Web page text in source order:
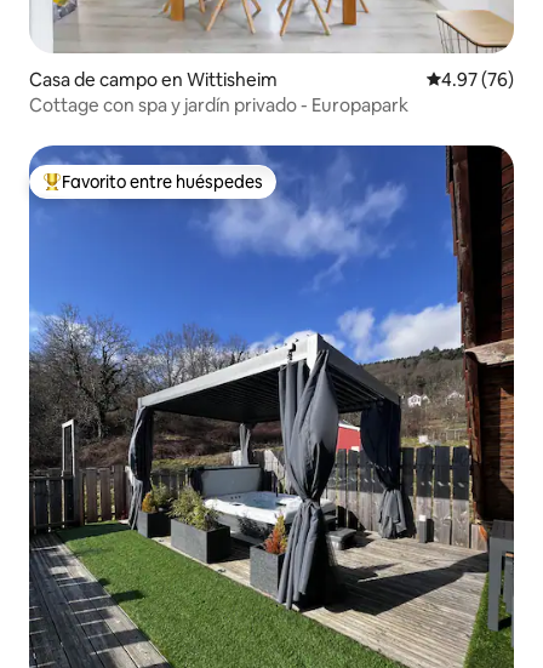
Casa de campo en Wittisheim Calificación
4.97 (76)
Cottage con spa y jardín privado - Europapark
De los mejores en Favorito entre huéspedes
Favorito entre huéspedes